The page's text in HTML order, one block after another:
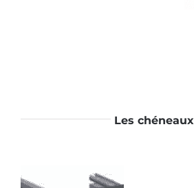
Les chéneaux